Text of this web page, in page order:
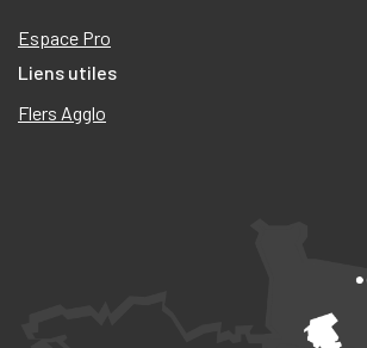
Espace Pro
Liens utiles
Flers Agglo